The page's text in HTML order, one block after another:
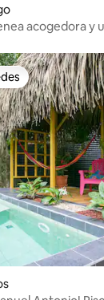
acogedora y